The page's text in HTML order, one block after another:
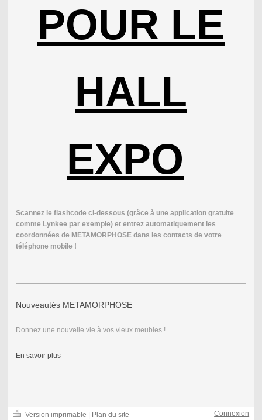
POUR LE
HALL
EXPO
Scannez le flashcode ci-dessous (grâce à une application gratuite
comme Lynkee par exemple) et entrez automatiquement les
coordonnées de METAMORPHOSE dans les contacts de votre
téléphone mobile !
Nouveautés METAMORPHOSE
Donnez une nouvelle vie à vos vieux meubles !
En savoir plus
Version imprimable Plan du site
Connexion